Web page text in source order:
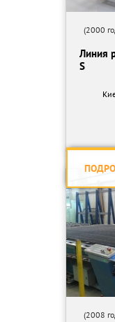
(2000
Линия
S
(2008